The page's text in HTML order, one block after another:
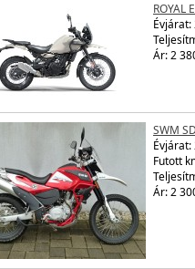
ROYAL
Évjárat:
Ár: 2
SWM
Évjárat:
Futott
Ár: 2